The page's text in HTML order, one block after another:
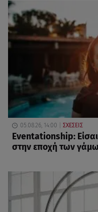
05.08.26, 14:00 ΣΧΕΣΕΙΣ
Eventationship:
στην εποχή των